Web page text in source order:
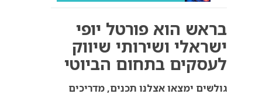
ולמה העסק שלך צריך
שיווק דיגיטלי לעסקים
קידום ל‑AI לעומת קידום
בראש הוא פורטל יופי
ישראלי ושירותי שיווק
לעסקים בתחום הביוטי
גולשים ימצאו אצלנו תכנים, מדריכים